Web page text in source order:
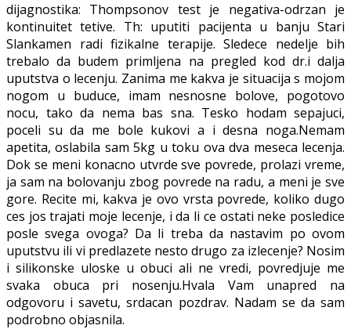
dijagnostika: Thompsonov test je negativa-odrzan je
kontinuitet tetive. Th: uputiti pacijenta u banju Stari
Slankamen radi fizikalne terapije. Sledece nedelje bih
trebalo da budem primljena na pregled kod dr.i dalja
uputstva o lecenju. Zanima me kakva je situacija s mojom
nogom u buduce, imam nesnosne bolove, pogotovo
nocu, tako da nema bas sna. Tesko hodam sepajuci,
poceli su da me bole kukovi a i desna noga.Nemam
apetita, oslabila sam 5kg u toku ova dva meseca lecenja.
Dok se meni konacno utvrde sve povrede, prolazi vreme,
ja sam na bolovanju zbog povrede na radu, a meni je sve
gore. Recite mi, kakva je ovo vrsta povrede, koliko dugo
ces jos trajati moje lecenje, i da li ce ostati neke posledice
posle svega ovoga? Da li treba da nastavim po ovom
uputstvu ili vi predlazete nesto drugo za izlecenje? Nosim
i silikonske uloske u obuci ali ne vredi, povredjuje me
svaka obuca pri nosenju.Hvala Vam unapred na
odgovoru i savetu, srdacan pozdrav. Nadam se da sam
podrobno objasnila.